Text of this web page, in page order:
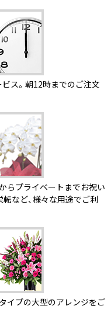
ビス。朝12時までのご注文
らプライベートまでお祝い
転など、様々な用途でご利
イプの大型のアレンジをご